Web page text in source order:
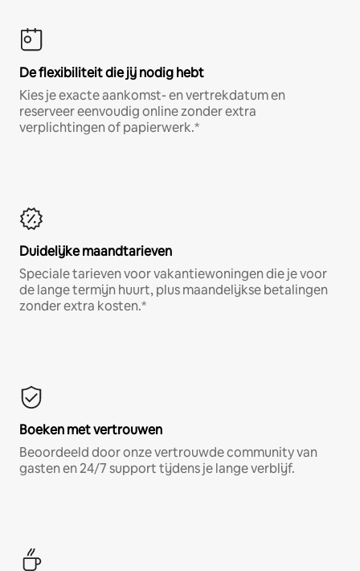
De flexibiliteit die jij nodig hebt
Kies je exacte aankomst- en vertrekdatum en
reserveer eenvoudig online zonder extra
verplichtingen of papierwerk.*
Duidelijke maandtarieven
Speciale tarieven voor vakantiewoningen die je voor
de lange termijn huurt, plus maandelijkse betalingen
zonder extra kosten.*
Boeken met vertrouwen
Beoordeeld door onze vertrouwde community van
gasten en 24/7 support tijdens je lange verblijf.